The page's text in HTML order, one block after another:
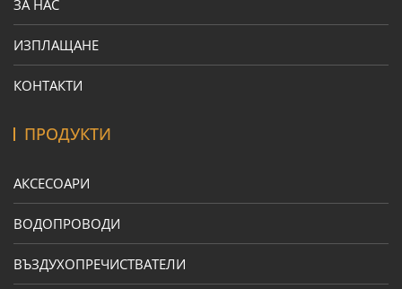
ЗА НАС
ИЗПЛАЩАНЕ
КОНТАКТИ
ПРОДУКТИ
АКСЕСОАРИ
ВОДОПРОВОДИ
ВЪЗДУХОПРЕЧИСТВАТЕЛИ